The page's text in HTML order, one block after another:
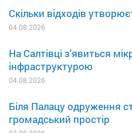
Скільки відходів
04.08.2026
На Салтівці з'явиться
інфраструктурою
04.08.2026
Біля Палацу одруження
громадський простір